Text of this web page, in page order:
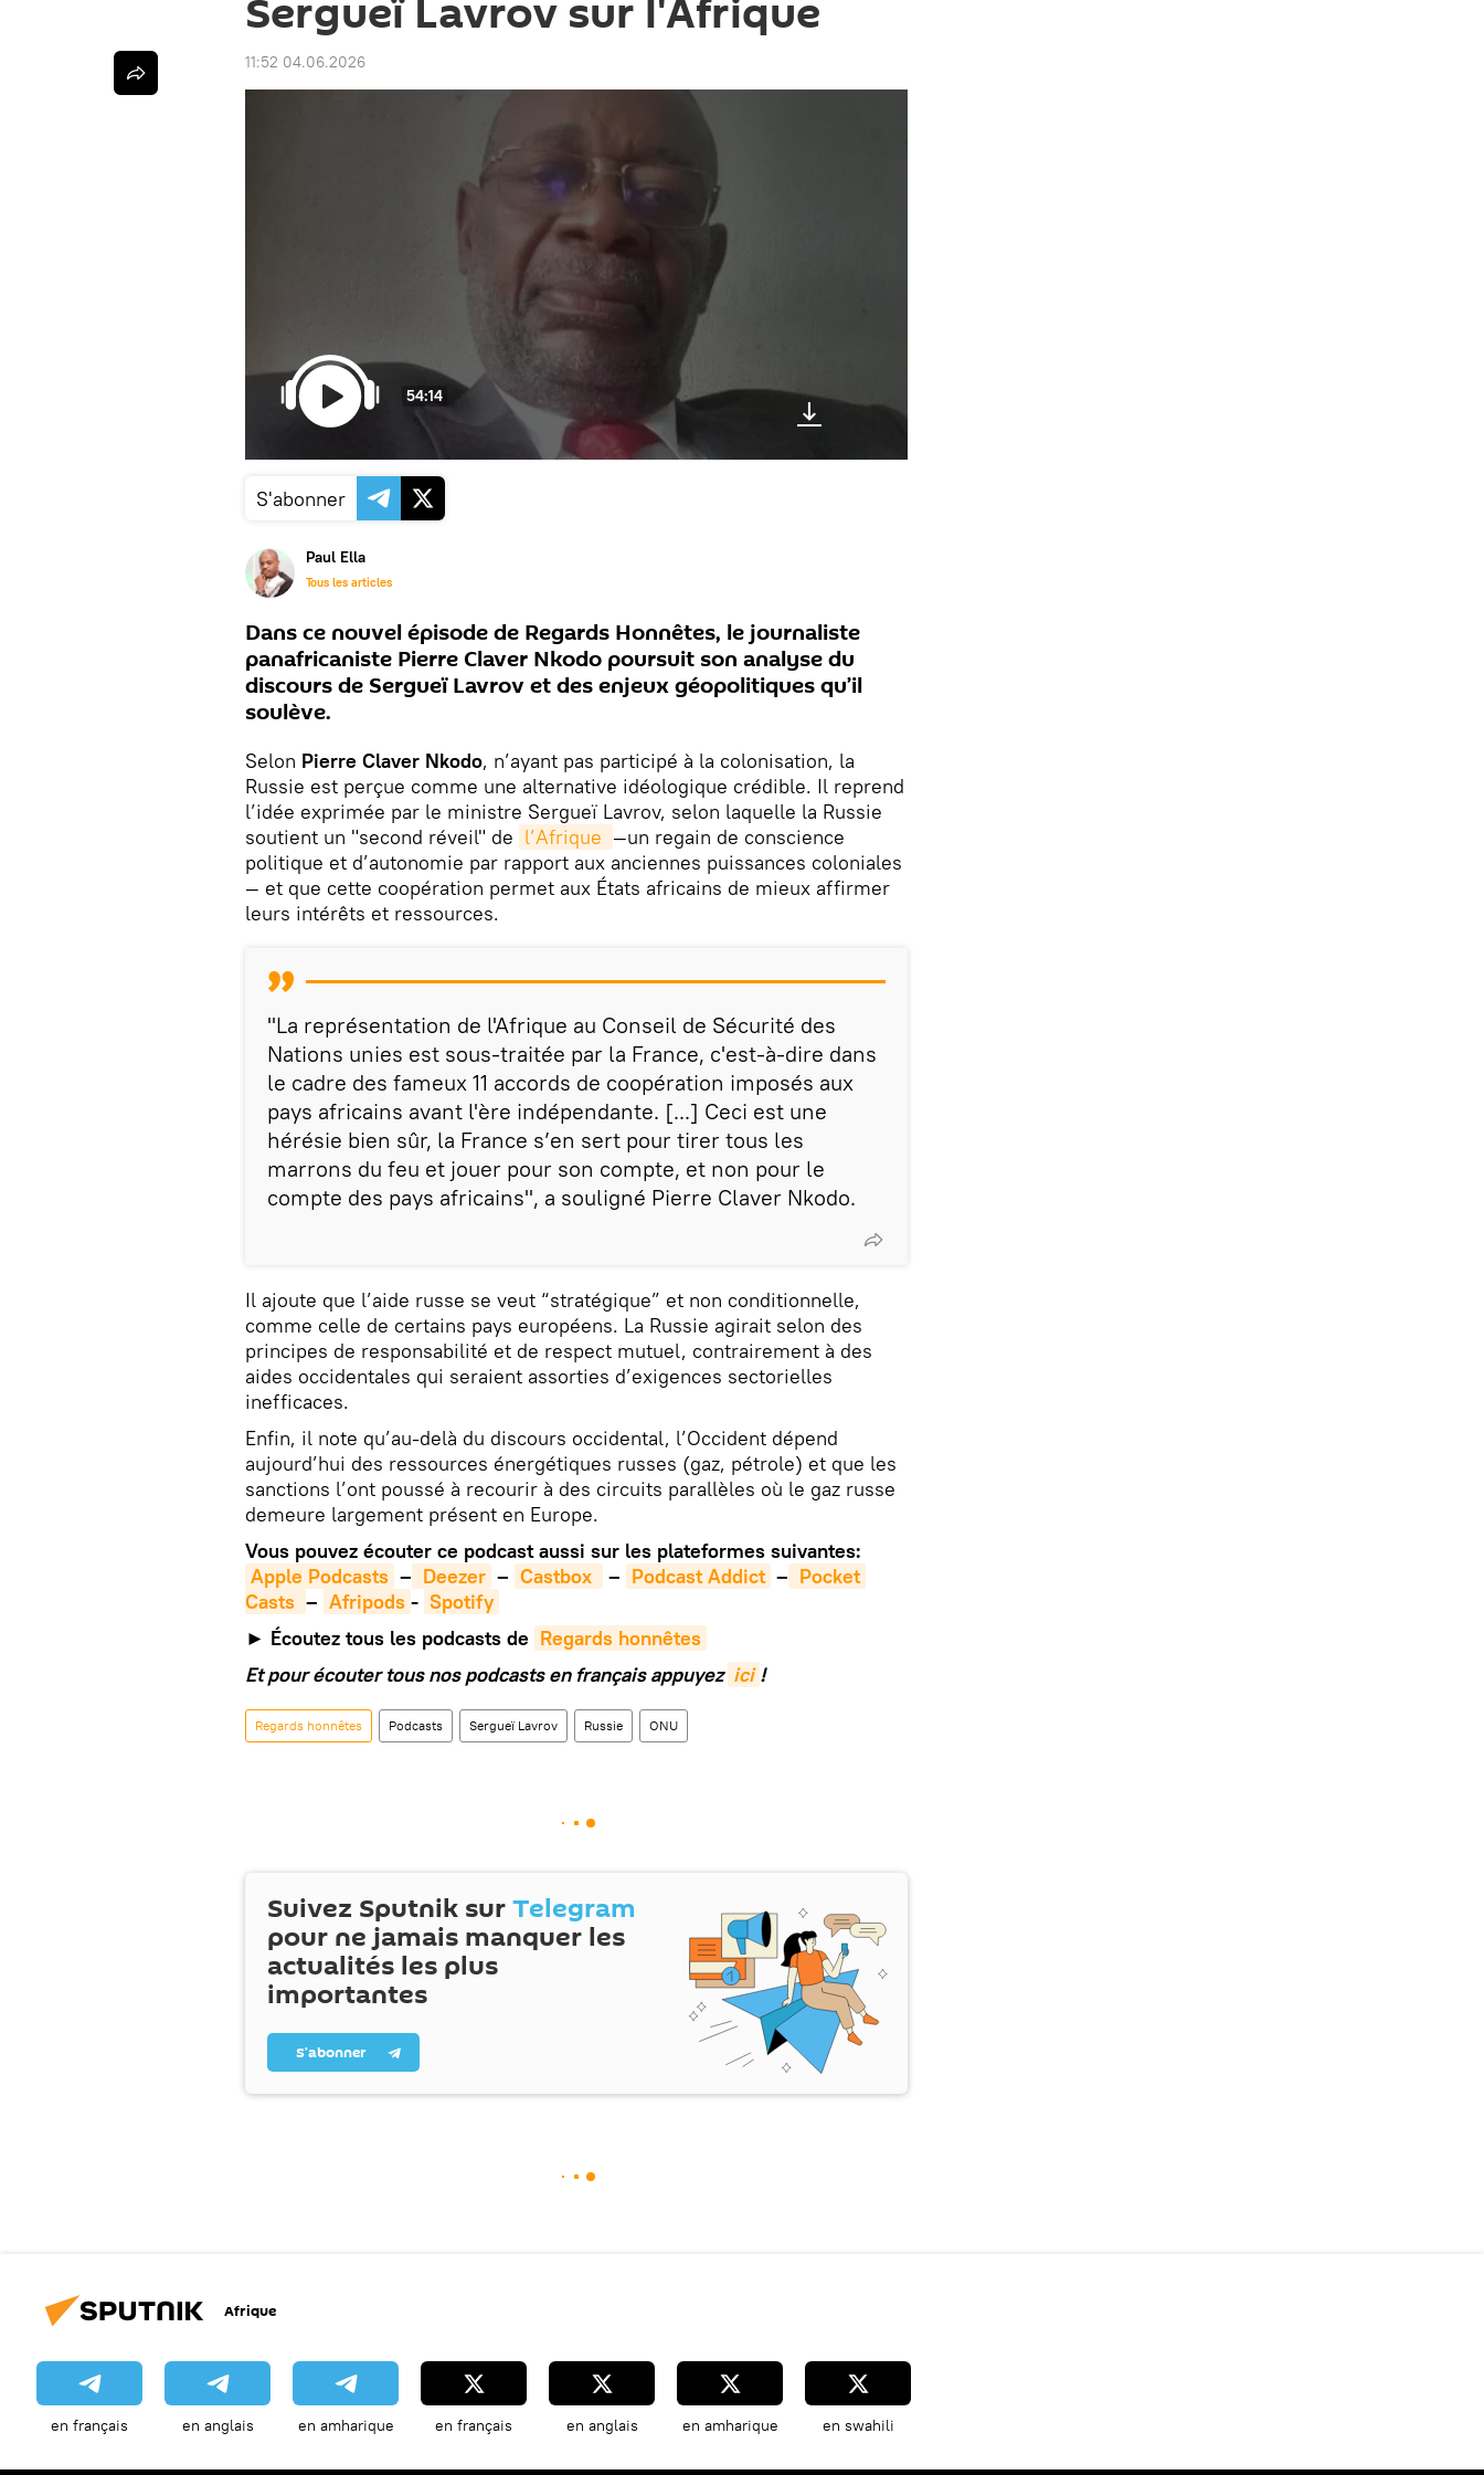
Sergueï Lavrov sur l'Afrique
11:52 04.06.2026
54:14
S'abonner
Paul Ella
Tous les articles
Dans ce nouvel épisode de Regards Honnêtes, le journaliste
panafricaniste Pierre Claver Nkodo poursuit son analyse du
discours de Sergueï Lavrov et des enjeux géopolitiques qu’il
soulève.
Selon Pierre Claver Nkodo, n’ayant pas participé à la colonisation, la
Russie est perçue comme une alternative idéologique crédible. Il reprend
l’idée exprimée par le ministre Sergueï Lavrov, selon laquelle la Russie
soutient un "second réveil" de l’Afrique —un regain de conscience
politique et d’autonomie par rapport aux anciennes puissances coloniales
— et que cette coopération permet aux États africains de mieux affirmer
leurs intérêts et ressources.
"La représentation de l'Afrique au Conseil de Sécurité des
Nations unies est sous-traitée par la France, c'est-à-dire dans
le cadre des fameux 11 accords de coopération imposés aux
pays africains avant l'ère indépendante. [...] Ceci est une
hérésie bien sûr, la France s’en sert pour tirer tous les
marrons du feu et jouer pour son compte, et non pour le
compte des pays africains", a souligné Pierre Claver Nkodo.
Il ajoute que l’aide russe se veut “stratégique” et non conditionnelle,
comme celle de certains pays européens. La Russie agirait selon des
principes de responsabilité et de respect mutuel, contrairement à des
aides occidentales qui seraient assorties d’exigences sectorielles
inefficaces.
Enfin, il note qu’au-delà du discours occidental, l’Occident dépend
aujourd’hui des ressources énergétiques russes (gaz, pétrole) et que les
sanctions l’ont poussé à recourir à des circuits parallèles où le gaz russe
demeure largement présent en Europe.
Vous pouvez écouter ce podcast aussi sur les plateformes suivantes:
Apple Podcasts – Deezer – Castbox – Podcast Addict – Pocket
Casts – Afripods - Spotify
► Écoutez tous les podcasts de Regards honnêtes
Et pour écouter tous nos podcasts en français appuyez ici !
Regards honnêtes Podcasts Sergueï Lavrov Russie ONU
Suivez Sputnik surTelegram
pour ne jamais manquer les
actualités les plus
importantes
S’abonner
Afrique
en français en anglais en amharique en français en anglais en amharique en swahili